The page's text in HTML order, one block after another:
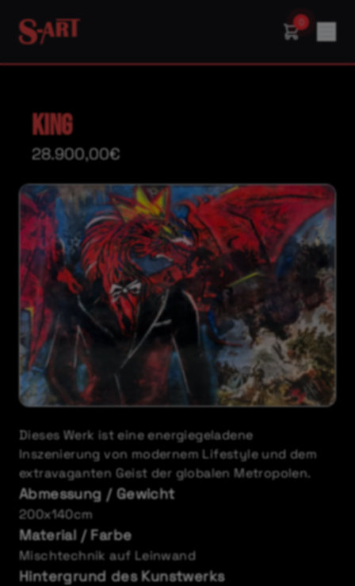
King
28.900,00€
Dieses Werk ist eine energiegeladene
Inszenierung von modernem Lifestyle und dem
extravaganten Geist der globalen Metropolen.
Abmessung / Gewicht
200x140cm
Material / Farbe
Mischtechnik auf Leinwand
Hintergrund des Kunstwerks